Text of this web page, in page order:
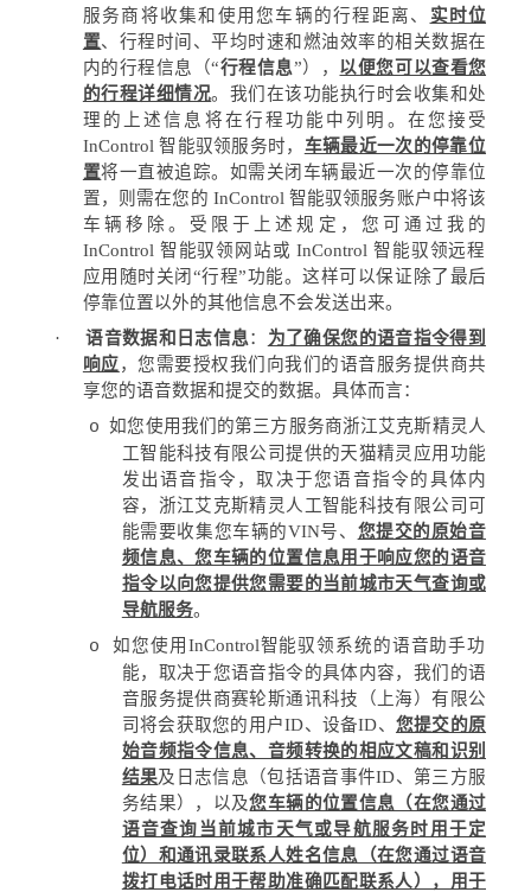
服务商将收集和使用您车辆的行程距离、 实时位
置、行程时间、平均时速和燃油效率的相关数据在
内的行程信息（“行程信息”）， 以便您可以查看您
的行程详细情况。我们在该功能执行时会收集和处
理的上述信息将在行程功能中列明。在您接受
InControl智能驭领服务时， 车辆最近一次的停靠位
置将一直被追踪。如需关闭车辆最近一次的停靠位
置，则需在您的 InControl 智能驭领服务账户中将该
车辆移除。受限于上述规定，您可通过我的
InControl 智能驭领网站或 InControl智能驭领远程
应用随时关闭 “行程”功能。这样可以保证除了最后
停靠位置以外的其他信息不会发送出来。
·
语音数据和日志信息： 为了确保您的语音指令得到
响应，您需要授权我们向我们的语音服务提供商共
享您的语音数据和提交的数据。具体而言：
o 如您使用我们的第三方服务商浙江艾克斯精灵人
工智能科技有限公司提供的天猫精灵应用功能
发出语音指令，取决于您语音指令的具体内
容，浙江艾克斯精灵人工智能科技有限公司可
能需要收集您车辆的VIN号、 您提交的原始音
频信息、您车辆的位置信息用于响应您的语音
指令以向您提供您需要的当前城市天气查询或
导航服务。
o
如您使用 InControl智能驭领系统的语音助手功
能，取决于您语音指令的具体内容，我们的语
音服务提供商赛轮斯通讯科技（上海）有限公
司将会获取您的用户ID、设备ID、 您提交的原
始音频指令信息、音频转换的相应文稿和识别
结果及日志信息（包括语音事件ID、第三方服
务结果），以及您车辆的位置信息（在您通过
语音查询当前城市天气或导航服务时用于定
位）和通讯录联系人姓名信息（在您通过语音
拨打电话时用于帮助准确匹配联系人），用于